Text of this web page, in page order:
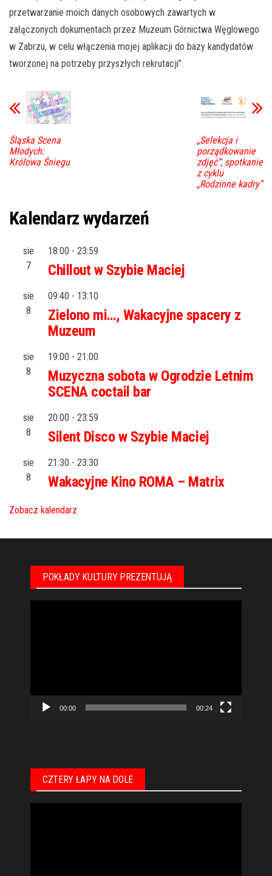
przetwarzanie moich danych osobowych zawartych w
załączonych dokumentach przez Muzeum Górnictwa Węglowego
w Zabrzu, w celu włączenia mojej aplikacji do bazy kandydatów
tworzonej na potrzeby przyszłych rekrutacji”.
Śląska Scena
Młodych:
Królowa Śniegu
„Selekcja i
porządkowanie
zdjęć”, spotkanie
z cyklu
„Rodzinne kadry”
Kalendarz wydarzeń
sie
7
18:00 - 23:59
Chillout w Szybie Maciej
sie
8
09:40 - 13:10
Zielono mi…, Wakacyjne spacery z
Muzeum
sie
8
19:00 - 21:00
Muzyczna sobota w Ogrodzie Letnim
SCENA coctail bar
sie
8
20:00 - 23:59
Silent Disco w Szybie Maciej
sie
8
21:30 - 23:30
Wakacyjne Kino ROMA – Matrix
Zobacz kalendarz
POKŁADY KULTURY PREZENTUJĄ
00:00 00:24
CZTERY ŁAPY NA DOLE